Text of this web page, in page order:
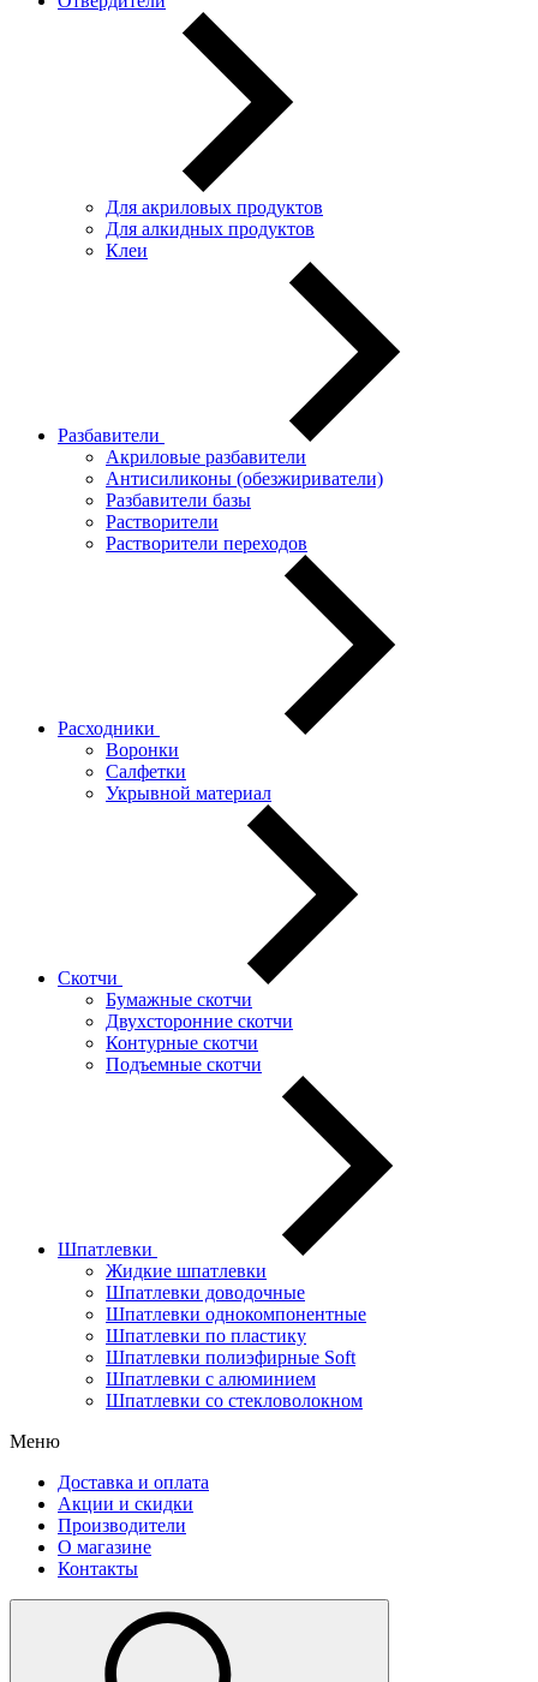
Для акриловых продуктов
Для алкидных продуктов
Клеи
Разбавители
Акриловые разбавители
Антисиликоны (обезжириватели)
Разбавители базы
Растворители
Растворители переходов
Расходники
Воронки
Салфетки
Укрывной материал
Скотчи
Бумажные скотчи
Двухсторонние скотчи
Контурные скотчи
Подъемные скотчи
Шпатлевки
Жидкие шпатлевки
Шпатлевки доводочные
Шпатлевки однокомпонентные
Шпатлевки по пластику
Шпатлевки полиэфирные Soft
Шпатлевки с алюминием
Шпатлевки со стекловолокном
Меню
Доставка и оплата
Акции и скидки
Производители
О магазине
Контакты